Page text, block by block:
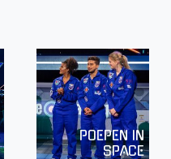
POEPEN IN
SPACE